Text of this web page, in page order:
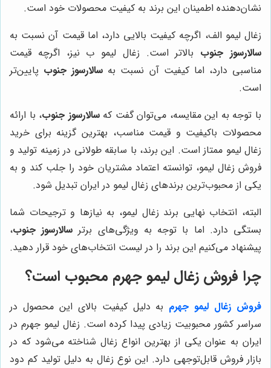
نشان‌دهنده اطمینان این برند به کیفیت محصولات خود است.
زغال لیمو الف، اگرچه کیفیت بالایی دارد، اما قیمت آن نسبت به
سالارسوز جنوب بالاتر است. زغال لیمو ب نیز، اگرچه قیمت
مناسبی دارد، اما کیفیت آن نسبت به سالارسوز جنوب پایین‌تر
است.
با توجه به این مقایسه، می‌توان گفت کهسالارسوز جنوب، با ارائه
محصولات باکیفیت و قیمت مناسب، بهترین گزینه برای خرید
زغال لیمو ممتاز است. این برند، با سابقه طولانی در زمینه تولید و
فروش زغال لیمو، توانسته اعتماد مشتریان خود را جلب کند و به
یکی از محبوب‌ترین برندهای زغال لیمو در ایران تبدیل شود.
البته، انتخاب نهایی برند زغال لیمو، به نیازها و ترجیحات شما
بستگی دارد. اما با توجه به ویژگی‌های برتر سالارسوز جنوب،
پیشنهاد می‌کنیم این برند را در لیست انتخاب‌های خود قرار دهید.
چرا فروش زغال لیمو جهرم محبوب است؟
فروش زغال لیمو جهرم به دلیل کیفیت بالای این محصول در
سراسر کشور محبوبیت زیادی پیدا کرده است. زغال لیمو جهرم در
ایران به عنوان یکی از بهترین انواع زغال شناخته می‌شود که در
بازار فروش قابل‌توجهی دارد. این نوع زغال به دلیل تولید کم دود